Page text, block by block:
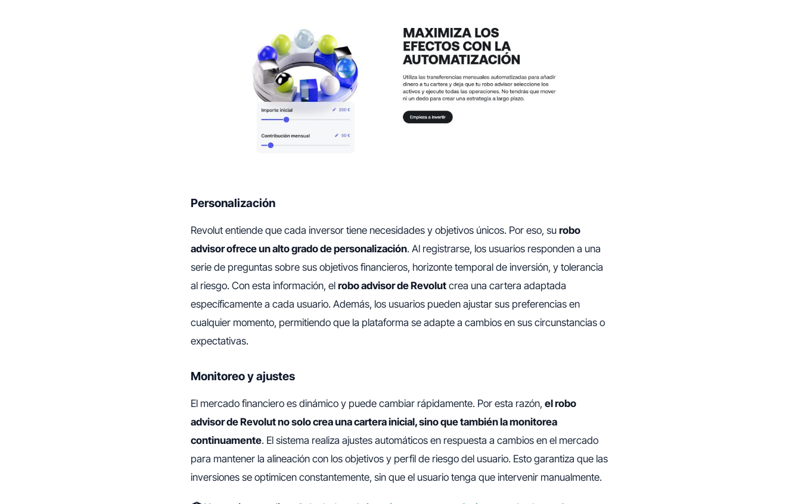
Personalización
Revolut entiende que cada inversor tiene necesidades y objetivos únicos. Por eso, su robo
advisor ofrece un alto grado de personalización. Al registrarse, los usuarios responden a una
serie de preguntas sobre sus objetivos financieros, horizonte temporal de inversión, y tolerancia
al riesgo. Con esta información, el robo advisor de Revolut crea una cartera adaptada
específicamente a cada usuario. Además, los usuarios pueden ajustar sus preferencias en
cualquier momento, permitiendo que la plataforma se adapte a cambios en sus circunstancias o
expectativas.
Monitoreo y ajustes
El mercado financiero es dinámico y puede cambiar rápidamente. Por esta razón, el robo
advisor de Revolut no solo crea una cartera inicial, sino que también la monitorea
continuamente. El sistema realiza ajustes automáticos en respuesta a cambios en el mercado
para mantener la alineación con los objetivos y perfil de riesgo del usuario. Esto garantiza que las
inversiones se optimicen constantemente, sin que el usuario tenga que intervenir manualmente.